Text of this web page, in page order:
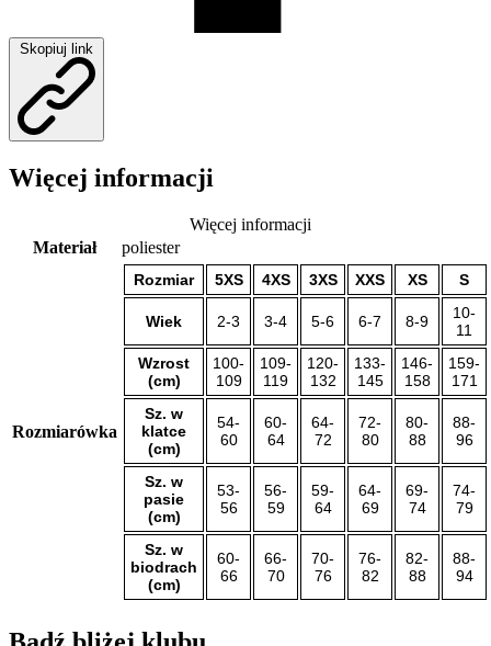
Skopiuj link
Więcej informacji
Więcej informacji
Materiał
poliester
Rozmiarówka
Rozmiar 5XS 4XS 3XS XXS XS S
Wiek 2-3 3-4 5-6 6-7 8-9
10-
11
Wzrost
(cm)
100-
109
109-
119
120-
132
133-
145
146-
158
159-
171
Sz. w
klatce
(cm)
54-
60
60-
64
64-
72
72-
80
80-
88
88-
96
Sz. w
pasie
(cm)
53-
56
56-
59
59-
64
64-
69
69-
74
74-
79
Sz. w
biodrach
(cm)
60-
66
66-
70
70-
76
76-
82
82-
88
88-
94